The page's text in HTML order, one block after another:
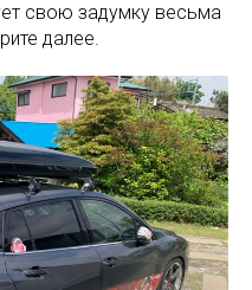
свою задумку весьма
далее.